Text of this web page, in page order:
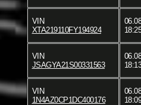
VIN
XTA219110FY194924
18:25
VIN
JSAGYA21S00331563
18:13
VIN
1N4AZ0CP1DC400176
18:09